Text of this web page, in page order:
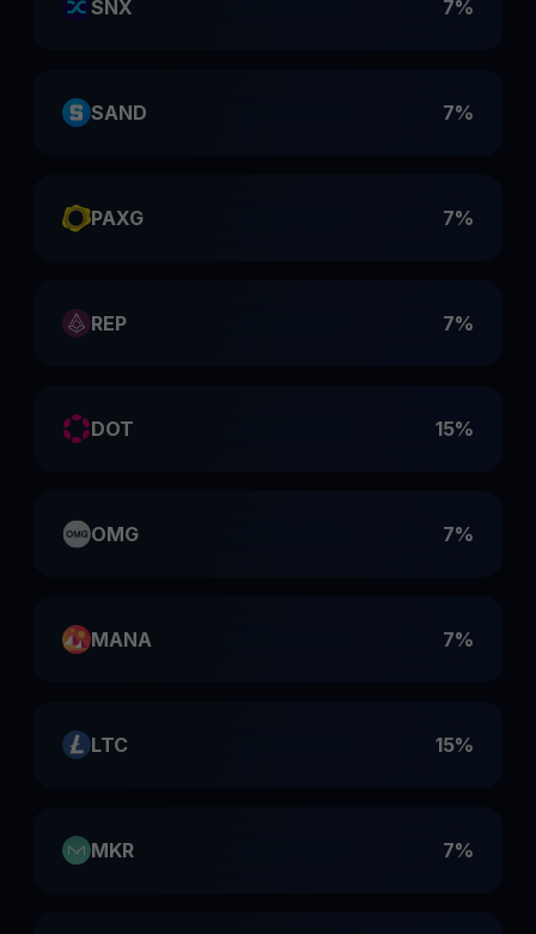
SNX 7%
SAND 7%
PAXG 7%
REP 7%
DOT 15%
OMG 7%
MANA 7%
LTC 15%
MKR 7%